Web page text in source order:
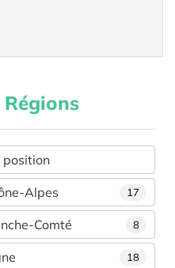
Régions
17
Alpes
8
Comté
18